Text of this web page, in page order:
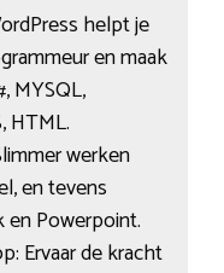
helpt je
en maak
MYSQL,
HTML.
werken
en tevens
Powerpoint.
Ervaar de kracht